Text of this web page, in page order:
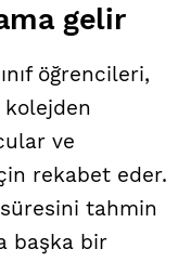
gelir
öğrencileri,
kolejden
ve
rekabet eder.
tahmin
başka bir